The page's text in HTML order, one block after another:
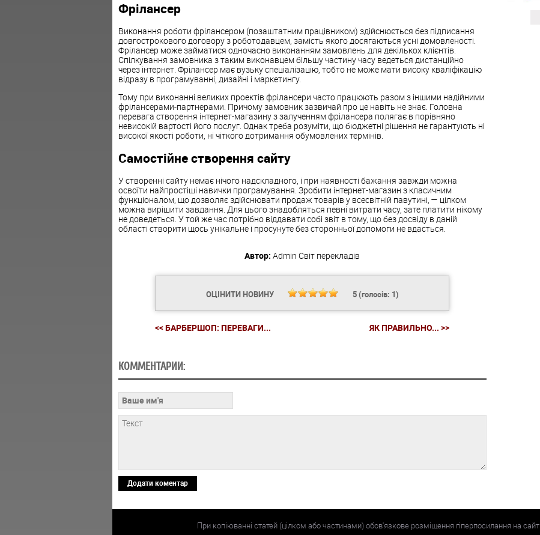
Фрілансер
Виконання роботи фрілансером (позаштатним працівником) здійснюється без підписання
довгострокового договору з роботодавцем, замість якого досягаються усні домовленості.
Фрілансер може займатися одночасно виконанням замовлень для декількох клієнтів.
Спілкування замовника з таким виконавцем більшу частину часу ведеться дистанційно
через інтернет. Фрілансер має вузьку спеціалізацію, тобто не може мати високу кваліфікацію
відразу в програмуванні, дизайні і маркетингу.
Тому при виконанні великих проектів фрілансери часто працюють разом з іншими надійними
фрілансерами-партнерами. Причому замовник зазвичай про це навіть не знає. Головна
перевага створення інтернет-магазину з залученням фрілансера полягає в порівняно
невисокій вартості його послуг. Однак треба розуміти, що бюджетні рішення не гарантують ні
високої якості роботи, ні чіткого дотримання обумовлених термінів.
Самостійне створення сайту
У створенні сайту немає нічого надскладного, і при наявності бажання завжди можна
освоїти найпростіші навички програмування. Зробити інтернет-магазин з класичним
функціоналом, що дозволяє здійснювати продаж товарів у всесвітній павутині, — цілком
можна вирішити завдання. Для цього знадобляться певні витрати часу, зате платити нікому
не доведеться. У той же час потрібно віддавати собі звіт в тому, що без досвіду в даній
області створити щось унікальне і просунуте без сторонньої допомоги не вдасться.
Автор: Admin Світ перекладів
ОЦІНИТИ НОВИНУ 5(голосів: 1)
<< БАРБЕРШОП: ПЕРЕВАГИ... ЯК ПРАВИЛЬНО... >>
КОММЕНТАРИИ:
Додати коментар
При копіюванні статей (цілком або частинами) обов'язкове розміщення гіперпосилання на сайт